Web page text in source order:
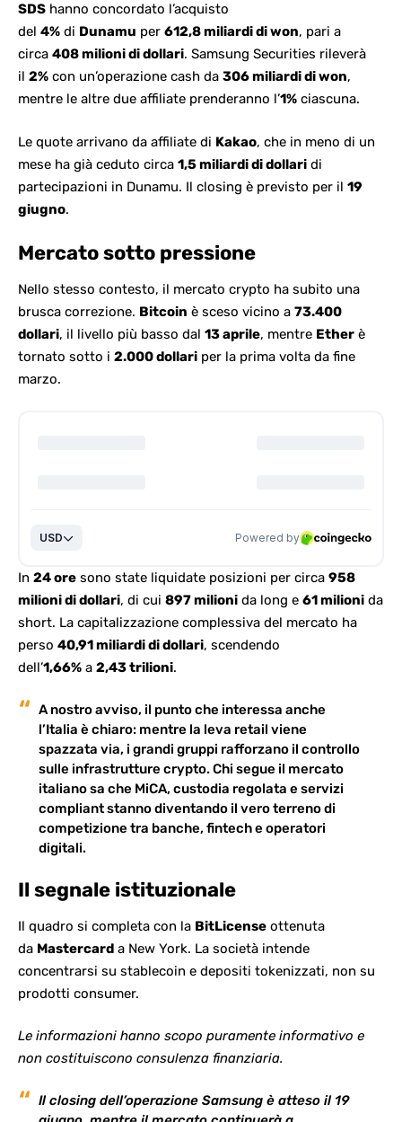
SDS hanno concordato l’acquisto
del 4% di Dunamu per 612,8 miliardi di won, pari a
circa 408 milioni di dollari. Samsung Securities rileverà
il 2% con un’operazione cash da 306 miliardi di won,
mentre le altre due affiliate prenderanno l’1% ciascuna.
Le quote arrivano da affiliate di Kakao, che in meno di un
mese ha già ceduto circa 1,5 miliardi di dollari di
partecipazioni in Dunamu. Il closing è previsto per il 19
giugno.
Mercato sotto pressione
Nello stesso contesto, il mercato crypto ha subito una
brusca correzione. Bitcoin è sceso vicino a 73.400
dollari, il livello più basso dal 13 aprile, mentre Ether è
tornato sotto i 2.000 dollari per la prima volta da fine
marzo.
In 24 ore sono state liquidate posizioni per circa 958
milioni di dollari, di cui 897 milioni da long e 61 milioni da
short. La capitalizzazione complessiva del mercato ha
perso 40,91 miliardi di dollari, scendendo
dell’1,66% a 2,43 trilioni.
A nostro avviso, il punto che interessa anche
l’Italia è chiaro: mentre la leva retail viene
spazzata via, i grandi gruppi rafforzano il controllo
sulle infrastrutture crypto. Chi segue il mercato
italiano sa che MiCA, custodia regolata e servizi
compliant stanno diventando il vero terreno di
competizione tra banche, fintech e operatori
digitali.
Il segnale istituzionale
Il quadro si completa con la BitLicense ottenuta
da Mastercard a New York. La società intende
concentrarsi su stablecoin e depositi tokenizzati, non su
prodotti consumer.
Le informazioni hanno scopo puramente informativo e
non costituiscono consulenza finanziaria.
Il closing dell’operazione Samsung è atteso il 19